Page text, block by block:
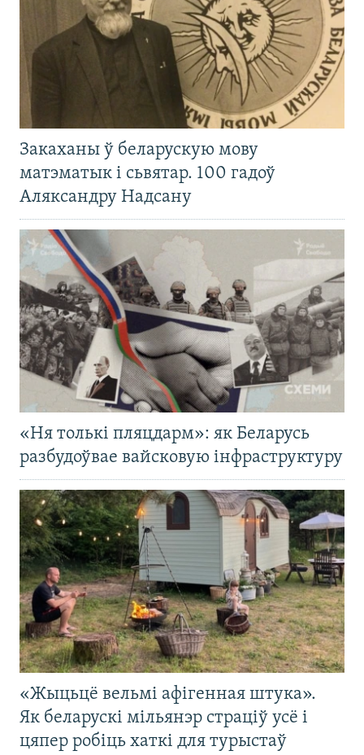
Закаханы ў беларускую мову
матэматык і сьвятар. 100 гадоў
Аляксандру Надсану
«Ня толькі пляцдарм»: як Беларусь
разбудоўвае вайсковую інфраструктуру
«Жыцьцё вельмі афігенная штука».
Як беларускі мільянэр страціў усё і
цяпер робіць хаткі для турыстаў